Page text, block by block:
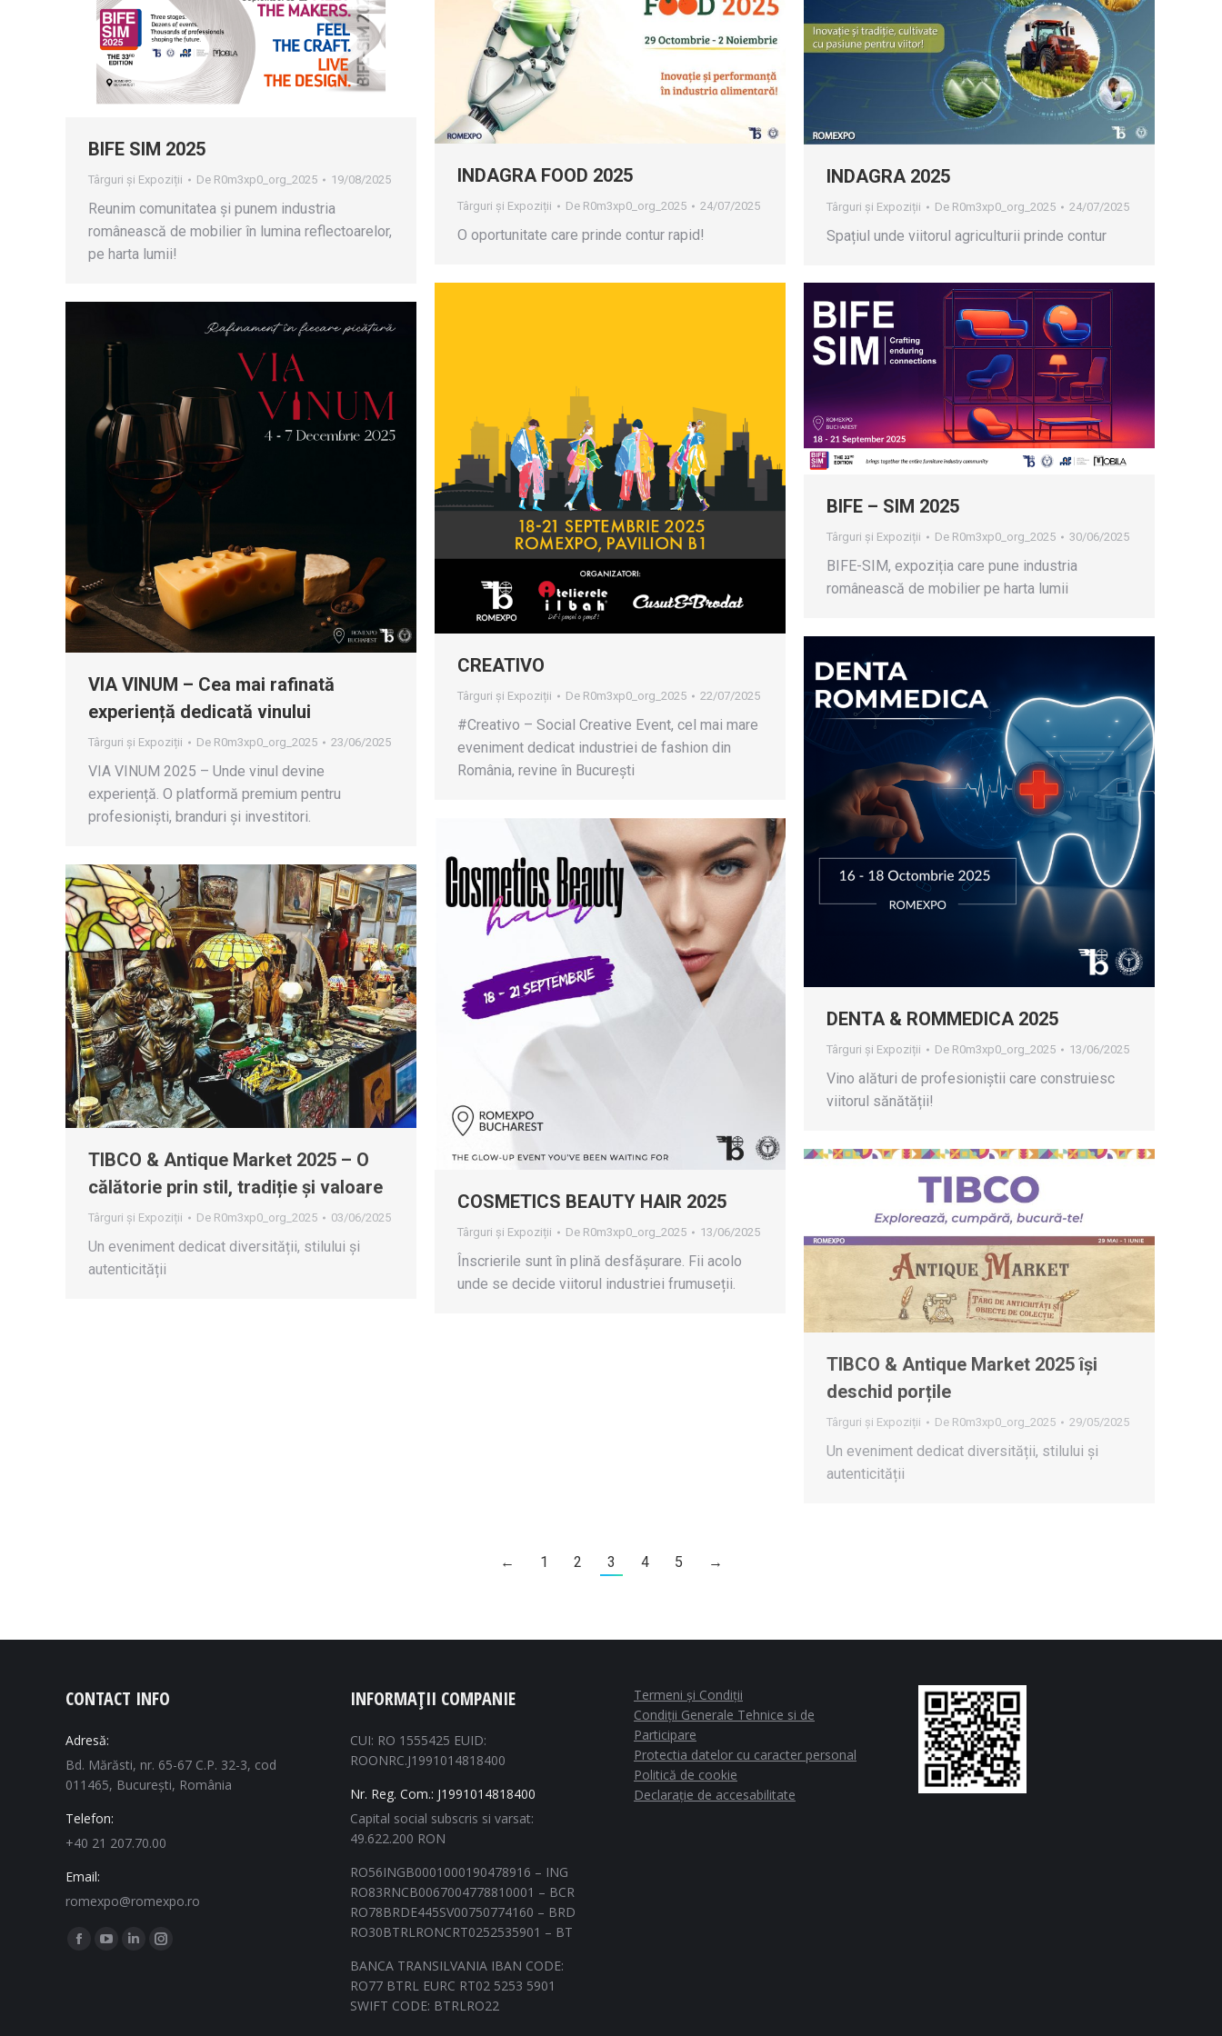
BIFE SIM 2025
Târguri și Expoziții De R0m3xp0_org_2025 19/08/2025
Reunim comunitatea și punem industria
românească de mobilier în lumina reflectoarelor,
pe harta lumii!
INDAGRA FOOD 2025
Târguri și Expoziții De R0m3xp0_org_2025 24/07/2025
O oportunitate care prinde contur rapid!
INDAGRA 2025
Târguri și Expoziții De R0m3xp0_org_2025 24/07/2025
Spațiul unde viitorul agriculturii prinde contur
CREATIVO
Târguri și Expoziții De R0m3xp0_org_2025 22/07/2025
#Creativo – Social Creative Event, cel mai mare
eveniment dedicat industriei de fashion din
România, revine în București
BIFE – SIM 2025
Târguri și Expoziții De R0m3xp0_org_2025 30/06/2025
BIFE-SIM, expoziția care pune industria
românească de mobilier pe harta lumii
VIA VINUM – Cea mai rafinată
experiență dedicată vinului
Târguri și Expoziții De R0m3xp0_org_2025 23/06/2025
VIA VINUM 2025 – Unde vinul devine
experiență. O platformă premium pentru
profesioniști, branduri și investitori.
DENTA & ROMMEDICA 2025
Târguri și Expoziții De R0m3xp0_org_2025 13/06/2025
Vino alături de profesioniștii care construiesc
viitorul sănătății!
COSMETICS BEAUTY HAIR 2025
Târguri și Expoziții De R0m3xp0_org_2025 13/06/2025
Înscrierile sunt în plină desfășurare. Fii acolo
unde se decide viitorul industriei frumuseții.
TIBCO & Antique Market 2025 – O
călătorie prin stil, tradiție și valoare
Târguri și Expoziții De R0m3xp0_org_2025 03/06/2025
Un eveniment dedicat diversității, stilului și
autenticității
TIBCO & Antique Market 2025 își
deschid porțile
Târguri și Expoziții De R0m3xp0_org_2025 29/05/2025
Un eveniment dedicat diversității, stilului și
autenticității
← 1 2 3 4 5 →
CONTACT INFO
Adresă:
Bd. Mărăsti, nr. 65-67 C.P. 32-3, cod
011465, București, România
Telefon:
+40 21 207.70.00
Email:
romexpo@romexpo.ro
Găsiți-ne pe:
PaginaPaginaPaginaPagina
INFORMAȚII COMPANIE
CUI: RO 1555425 EUID:
ROONRC.J1991014818400
Nr. Reg. Com.: J1991014818400
Capital social subscris si varsat:
49.622.200 RON
RO56INGB0001000190478916 – ING
RO83RNCB0067004778810001 – BCR
RO78BRDE445SV00750774160 – BRD
RO30BTRLRONCRT0252535901 – BT
BANCA TRANSILVANIA IBAN CODE:
RO77 BTRL EURC RT02 5253 5901
SWIFT CODE: BTRLRO22
Termeni și Condiții
Condiții Generale Tehnice si de
Participare
Protectia datelor cu caracter personal
Politică de cookie
Declarație de accesabilitate